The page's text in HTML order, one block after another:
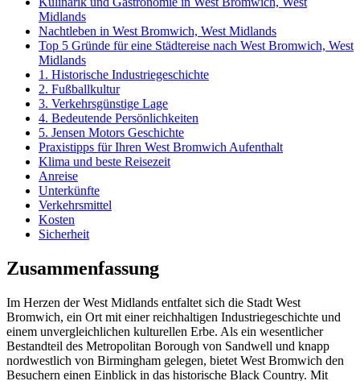
Midlands
Nachtleben in West Bromwich, West Midlands
Top 5 Gründe für eine Städtereise nach West Bromwich, West
Midlands
1. Historische Industriegeschichte
2. Fußballkultur
3. Verkehrsgünstige Lage
4. Bedeutende Persönlichkeiten
5. Jensen Motors Geschichte
Praxistipps für Ihren West Bromwich Aufenthalt
Klima und beste Reisezeit
Anreise
Unterkünfte
Verkehrsmittel
Kosten
Sicherheit
Zusammenfassung
Im Herzen der West Midlands entfaltet sich die Stadt West
Bromwich, ein Ort mit einer reichhaltigen Industriegeschichte und
einem unvergleichlichen kulturellen Erbe. Als ein wesentlicher
Bestandteil des Metropolitan Borough von Sandwell und knapp
nordwestlich von Birmingham gelegen, bietet West Bromwich den
Besuchern einen Einblick in das historische Black Country. Mit